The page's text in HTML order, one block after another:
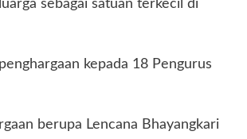
sebagai satuan terkecil di
kepada 18 Pengurus
berupa Lencana Bhayangkari